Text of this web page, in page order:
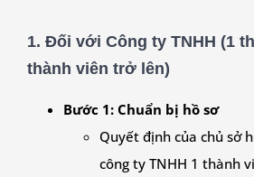
1. Đối với Công ty TNHH (1
thành viên trở lên)
Bước 1: Chuẩn bị hồ sơ
Quyết định của chủ sở
công ty TNHH 1 thành